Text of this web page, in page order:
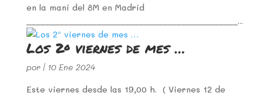
en la mani del 8M en Madrid
_____________________________________________...
Los 2º viernes de mes …
por | 10 Ene 2024
Este viernes desde las 19,00 h. ( Viernes 12 de